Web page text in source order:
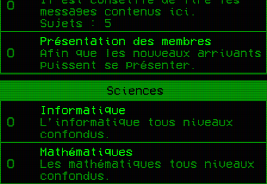
messages contenus ici.
Sujets : 5
Présentation des membres
Afin que les nouveaux arrivants
puissent se présenter.
Sciences
Informatique
L’informatique tous niveaux
confondus.
Mathématiques
Les mathématiques tous niveaux
confondus.